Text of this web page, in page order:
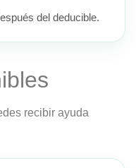
del deducible.
recibir ayuda